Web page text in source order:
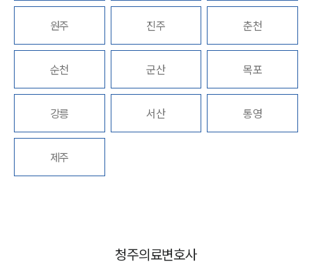
언론보도
공지사항
법률서식
뉴스레터/브로슈어
세미나
대륜법률상담예약
원주 진주 춘천
순천 군산 목포
강릉 서산 통영
제주
청주의료변호사